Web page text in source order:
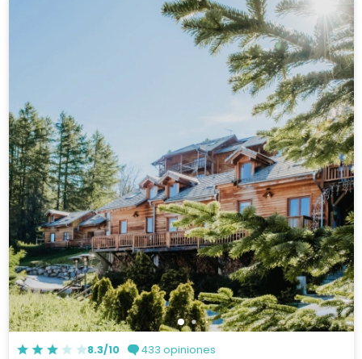
8.3/10 433 opiniones